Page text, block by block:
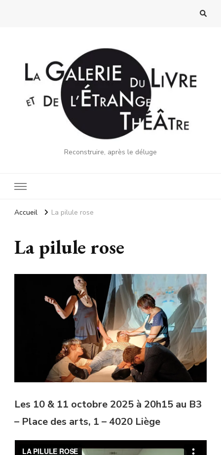
Reconstruire, après le déluge
Accueil La pilule rose
La pilule rose
Les 10 & 11 octobre 2025 à 20h15 au B3
– Place des arts, 1 – 4020 Liège